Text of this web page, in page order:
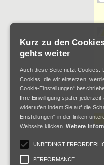
Kurz zu den
gehts weiter
Auch diese Seite nutzt Cookies.
Cookies, die wir einsetzen,
Cookie-Einstellungen“
Ihre Einwilligung später jederzeit
widerrufen indem Sie auf die
Einstellungen“ in der linken
Webseite klicken.Weitere
UNBEDINGT
PERFORMANCE